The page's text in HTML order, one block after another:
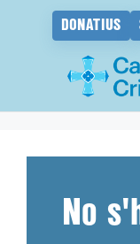
DONATIUS
No